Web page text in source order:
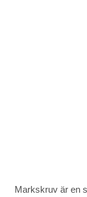
Markskruv är en